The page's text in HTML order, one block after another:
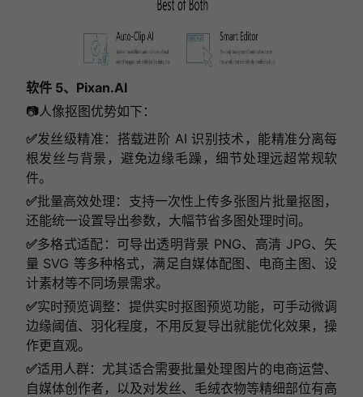
软件 5、 Pixan.AI
📷人像抠图优势如下：
✅发丝级精准：搭载进阶 AI 识别技术，能精准分离每
根发丝与背景，避免边缘毛躁，细节处理远超常规软
件。
✅批量高效处理：支持一次性上传多张图片批量抠图，
还能统一设置导出参数，大幅节省多图处理时间。
✅多格式适配：可导出透明背景 PNG、高清 JPG、矢
量 SVG 等多种格式，满足自媒体配图、电商主图、设
计素材等不同场景需求。
✅实时预览调整：提供实时抠图预览功能，可手动微调
边缘阈值、羽化程度，不用反复导出就能优化效果，操
作更直观。
✅适用人群：尤其适合需要批量处理图片的电商运营、
自媒体创作者，以及对发丝、毛绒衣物等精细部位有高